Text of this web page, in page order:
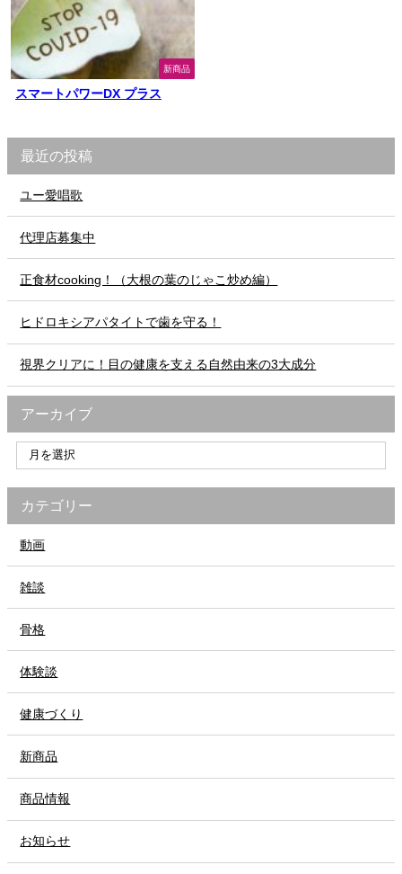
新商品
スマートパワーDX プラス
最近の投稿
ユー愛唱歌
代理店募集中
正食材cooking！（大根の葉のじゃこ炒め編）
ヒドロキシアパタイトで歯を守る！
視界クリアに！目の健康を支える自然由来の3大成分
アーカイブ
カテゴリー
動画
雑談
骨格
体験談
健康づくり
新商品
商品情報
お知らせ